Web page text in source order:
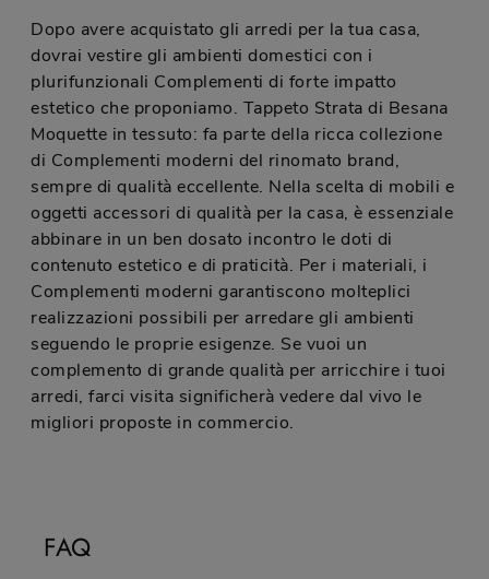
Dopo avere acquistato gli arredi per la tua casa,
dovrai vestire gli ambienti domestici con i
plurifunzionali Complementi di forte impatto
estetico che proponiamo. Tappeto Strata di Besana
Moquette in tessuto: fa parte della ricca collezione
di Complementi moderni del rinomato brand,
sempre di qualità eccellente. Nella scelta di mobili e
oggetti accessori di qualità per la casa, è essenziale
abbinare in un ben dosato incontro le doti di
contenuto estetico e di praticità. Per i materiali, i
Complementi moderni garantiscono molteplici
realizzazioni possibili per arredare gli ambienti
seguendo le proprie esigenze. Se vuoi un
complemento di grande qualità per arricchire i tuoi
arredi, farci visita significherà vedere dal vivo le
migliori proposte in commercio.
FAQ